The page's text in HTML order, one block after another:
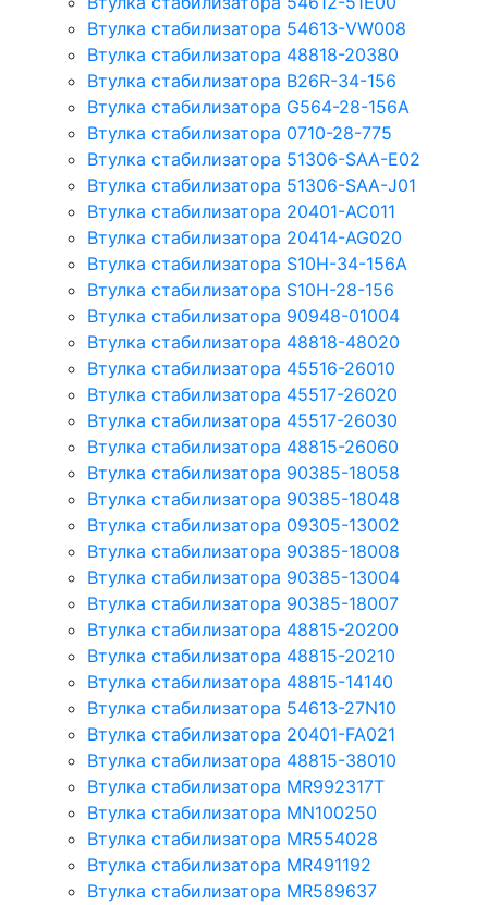
Втулка стабилизатора 54613-VW008
Втулка стабилизатора 48818-20380
Втулка стабилизатора B26R-34-156
Втулка стабилизатора G564-28-156A
Втулка стабилизатора 0710-28-775
Втулка стабилизатора 51306-SAA-E02
Втулка стабилизатора 51306-SAA-J01
Втулка стабилизатора 20401-AC011
Втулка стабилизатора 20414-AG020
Втулка стабилизатора S10H-34-156A
Втулка стабилизатора S10H-28-156
Втулка стабилизатора 90948-01004
Втулка стабилизатора 48818-48020
Втулка стабилизатора 45516-26010
Втулка стабилизатора 45517-26020
Втулка стабилизатора 45517-26030
Втулка стабилизатора 48815-26060
Втулка стабилизатора 90385-18058
Втулка стабилизатора 90385-18048
Втулка стабилизатора 09305-13002
Втулка стабилизатора 90385-18008
Втулка стабилизатора 90385-13004
Втулка стабилизатора 90385-18007
Втулка стабилизатора 48815-20200
Втулка стабилизатора 48815-20210
Втулка стабилизатора 48815-14140
Втулка стабилизатора 54613-27N10
Втулка стабилизатора 20401-FA021
Втулка стабилизатора 48815-38010
Втулка стабилизатора MR992317T
Втулка стабилизатора MN100250
Втулка стабилизатора MR554028
Втулка стабилизатора MR491192
Втулка стабилизатора MR589637